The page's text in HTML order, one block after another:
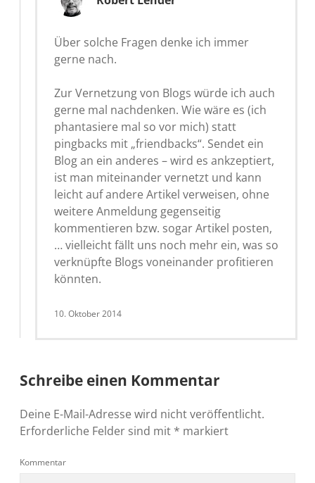
Über solche Fragen denke ich immer
gerne nach.
Zur Vernetzung von Blogs würde ich auch
gerne mal nachdenken. Wie wäre es (ich
phantasiere mal so vor mich) statt
pingbacks mit „friendbacks“. Sendet ein
Blog an ein anderes – wird es ankzeptiert,
ist man miteinander vernetzt und kann
leicht auf andere Artikel verweisen, ohne
weitere Anmeldung gegenseitig
kommentieren bzw. sogar Artikel posten,
… vielleicht fällt uns noch mehr ein, was so
verknüpfte Blogs voneinander profitieren
könnten.
10. Oktober 2014
Schreibe einen Kommentar
Deine E-Mail-Adresse wird nicht veröffentlicht.
Erforderliche Felder sind mit * markiert
Kommentar